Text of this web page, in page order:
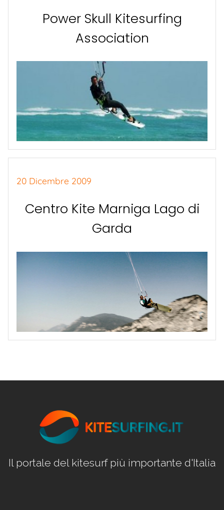
Power Skull Kitesurfing
Association
20 Dicembre 2009
Centro Kite Marniga Lago di
Garda
Il portale del kitesurf più importante d'Italia